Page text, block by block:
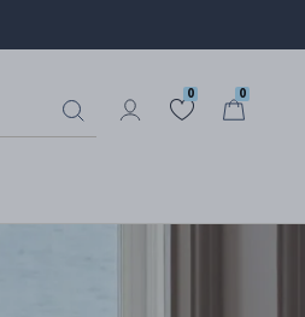
0 0